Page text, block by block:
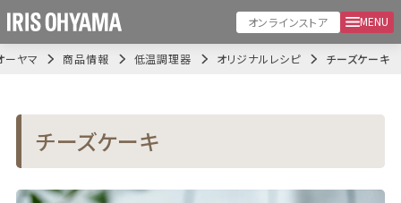
オンラインストア MENU
ーヤマ 商品情報 低温調理器 オリジナルレシピ チーズケーキ
チーズケーキ